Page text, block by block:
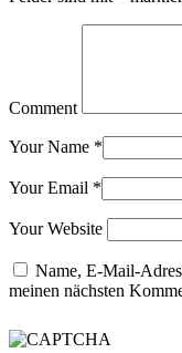
Comment
Your Name *
Your Email *
Your Website
Name, E-Mail-
meinen nächsten